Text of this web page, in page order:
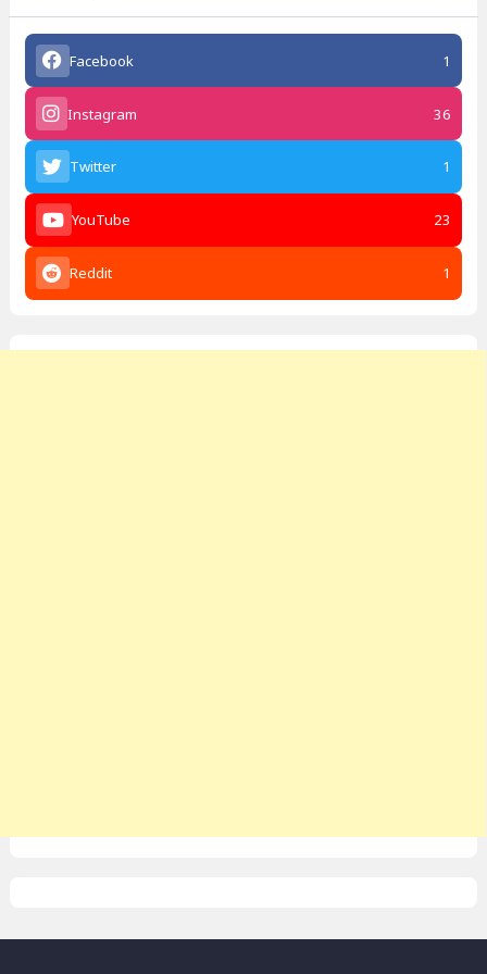
Facebook 1
Instagram 36
Twitter 1
YouTube 23
Reddit 1